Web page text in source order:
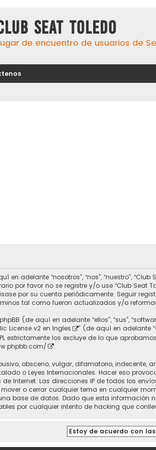
Seat Toledo
de encuentro de usuarios de
en adelante “nosotros”, “nos”, “nuestro”,
por favor no se registre y/o use “Club
por su cuenta periódicamente. Seguir
tal como fueron actualizados y/o
(de aquí en adelante “ellos”, “sus”,
License v2 en Ingles ” (de aquí en adelante
estrictamente los excluye de lo que
.
obsceno, vulgar, difamatorio, indecente,
o Leyes Internacionales. Hacer eso
Internet. Las direcciones IP de todos los
mover o cerrar cualquier tema en cualquier
base de datos. Dado que esta información
por cualquier intento de hacking que